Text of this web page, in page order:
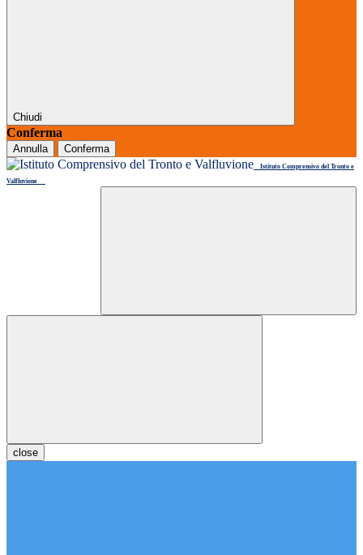
Chiudi
Conferma
Annulla Conferma
Istituto Comprensivo del Tronto e
Valfluvione
close